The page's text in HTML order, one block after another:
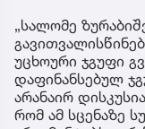
„სალომე
უცხოური ჯგუფი
დაფინანსებულ
არანაირ
რომ ამ სცენაზე